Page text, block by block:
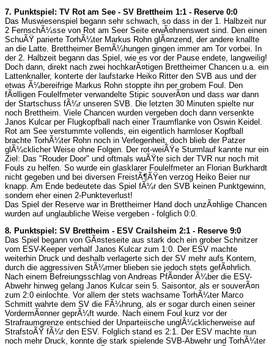
7. Punktspiel: TV Rot am See - SV Brettheim 1:1 - Reserve 0:0
Das Muswiesenspiel begann sehr schwach, so dass in der 1. Halbzeit nur
2 FernschÃ¼sse von Rot am Seer Seite erwÃ¤hnenswert sind. Den einen
SchuÃŸ parierte TorhÃ¼ter Markus Rohn glÃ¤nzend, der andere knallte
an die Latte. Brettheimer BemÃ¼hungen gingen immer am Tor vorbei. In
der 2. Halbzeit begann das Spiel, wie es vor der Pause endete, langweilig!
Doch dann, direkt nach zwei hochkarÃ¤tigen Brettheimer Chancen u.a. ein
Lattenknaller, konterte der laufstarke Heiko Ritter den SVB aus und der
etwas Ã¼bereifrige Markus Rohn stoppte ihn per grobem Foul. Den
fÃ¤lligen Foulelfmeter verwandelte Stipic souverÃ¤n und dass war dann
der Startschuss fÃ¼r unseren SVB. Die letzten 30 Minuten spielte nur
noch Brettheim. Viele Chancen wurden vergeben doch dann versenkte
Janos Kulcar per Flugkopfball nach einer Traumflanke von Oswin Keidel.
Rot am See verstummte vollends, ein eigentlich harmloser Kopfball
brachte TorhÃ¼ter Rohn noch in Verlegenheit, doch blieb der Patzer
glÃ¼cklicher Weise ohne Folgen. Der rot-weiÃŸe Sturmlauf kannte nur ein
Ziel: Das "Rouder Door" und oftmals wuÃŸte sich der TVR nur noch mit
Fouls zu helfen. So wurde ein glasklarer Foulelfmeter an Florian Burkhardt
nicht gegeben und bei diversen FreistÃ¶ÃŸen verzog Heiko Beier nur
knapp. Am Ende bedeutete das Spiel fÃ¼r den SVB keinen Punktgewinn,
sondern eher einen 2-Punkteverlust!
Das Spiel der Reserve war in Brettheimer Hand doch unzÃ¤hlige Chancen
wurden auf unglaubliche Weise vergeben - folglich 0:0.
8. Punktspiel: SV Brettheim - ESV Crailsheim 2:1 - Reserve 9:0
Das Spiel begann von GÃ¤steseite aus stark doch ein grober Schnitzer
vom ESV-Keeper verhalf Janos Kulcar zum 1:0. Der ESV machte
weiterhin Druck und deshalb verlagerte sich der SV mehr aufs Kontern,
durch die aggressiven StÃ¼rmer blieben sie jedoch stets gefÃ¤hrlich.
Nach einem Befreiungsschlag von Andreas PfÃ¤nder Ã¼ber die ESV-
Abwehr hinweg gelang Janos Kulcar sein 5. Saisontor, als er souverÃ¤n
zum 2:0 einlochte. Vor allem der stets wachsame TorhÃ¼ter Marco
Schmitt wahrte dem SV die FÃ¼hrung, als er sogar durch einen seiner
VordermÃ¤nner geprÃ¼ft wurde. Nach einem Foul kurz vor der
Strafraumgrenze entschied der Unparteiische unglÃ¼cklicherweise auf
StrafstoÃŸ fÃ¼r den ESV. Folglich stand es 2:1. Der ESV machte nun
noch mehr Druck, konnte die stark spielende SVB-Abwehr und TorhÃ¼ter